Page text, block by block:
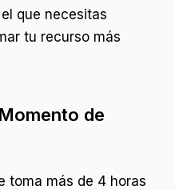
que necesitas
tu recurso más
de
toma más de 4 horas